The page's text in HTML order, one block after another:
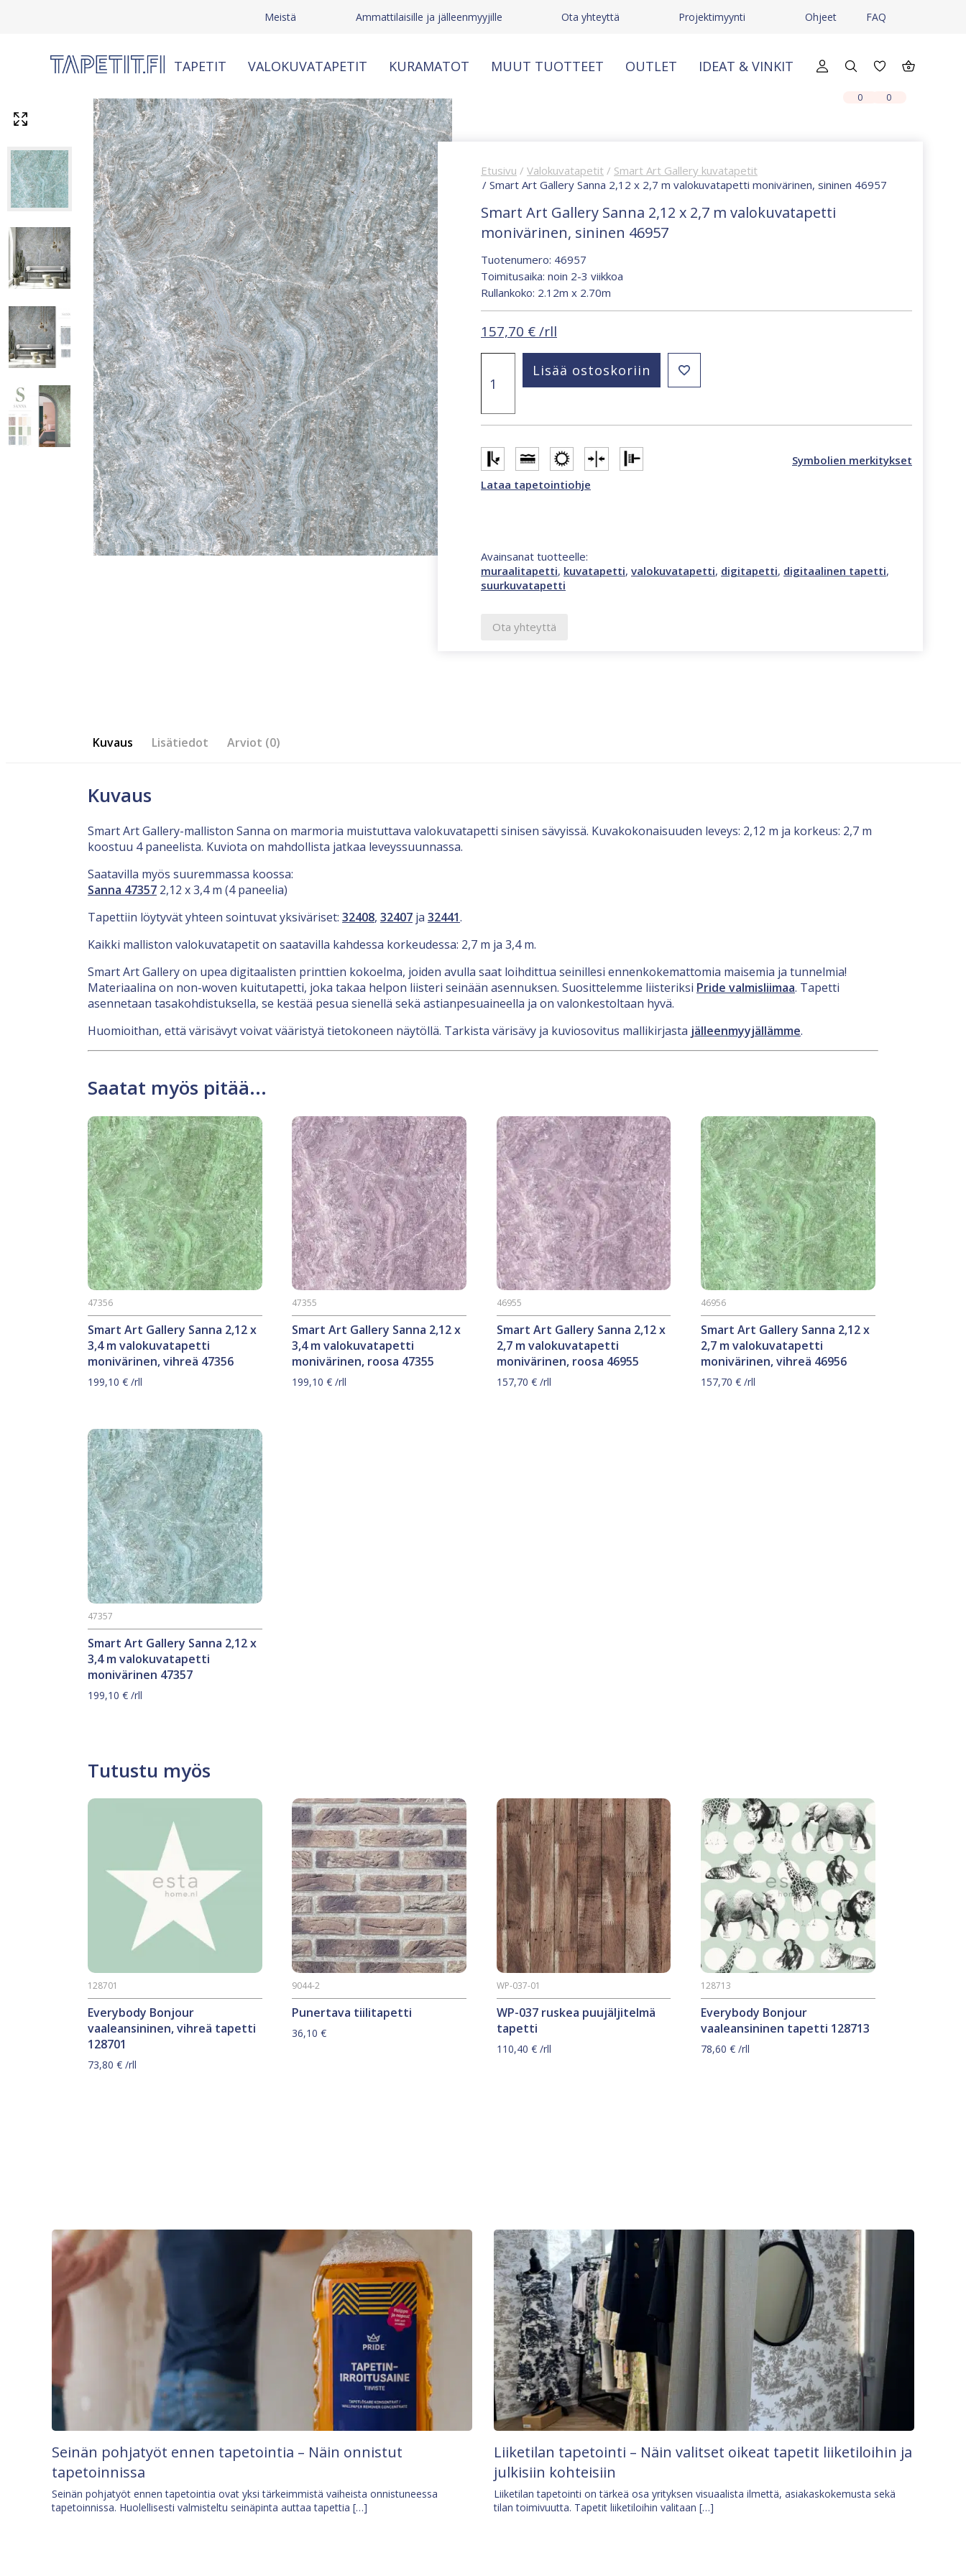
Meistä Ammattilaisille ja jälleenmyyjille Ota yhteyttä Projektimyynti Ohjeet FAQ
TAPETIT VALOKUVATAPETIT KURAMATOT MUUT TUOTTEET OUTLET IDEAT & VINKIT
0 0
Etusivu / Valokuvatapetit / Smart Art Gallery kuvatapetit
/ Smart Art Gallery Sanna 2,12 x 2,7 m valokuvatapetti monivärinen, sininen 46957
Smart Art Gallery Sanna 2,12 x 2,7 m valokuvatapetti
monivärinen, sininen 46957
Tuotenumero: 46957
Toimitusaika: noin 2-3 viikkoa
Rullankoko: 2.12m x 2.70m
157,70 € /rll
Gallery
2,12
2,7
valokuvatapetti
monivärinen,
Lisää ostoskoriin
Symbolien merkitykset
Lataa tapetointiohje
Avainsanat tuotteelle:
muraalitapetti, kuvatapetti, valokuvatapetti, digitapetti, digitaalinen tapetti,
suurkuvatapetti
Ota yhteyttä
Kuvaus Lisätiedot Arviot (0)
Kuvaus
Smart Art Gallery-malliston Sanna on marmoria muistuttava valokuvatapetti sinisen sävyissä. Kuvakokonaisuuden leveys: 2,12 m ja korkeus: 2,7 m
koostuu 4 paneelista. Kuviota on mahdollista jatkaa leveyssuunnassa.
Saatavilla myös suuremmassa koossa:
Sanna 47357 2,12 x 3,4 m (4 paneelia)
Tapettiin löytyvät yhteen sointuvat yksiväriset: 32408, 32407 ja 32441.
Kaikki malliston valokuvatapetit on saatavilla kahdessa korkeudessa: 2,7 m ja 3,4 m.
Smart Art Gallery on upea digitaalisten printtien kokoelma, joiden avulla saat loihdittua seinillesi ennenkokemattomia maisemia ja tunnelmia!
Materiaalina on non-woven kuitutapetti, joka takaa helpon liisteri seinään asennuksen. Suosittelemme liisteriksi Pride valmisliimaa. Tapetti
asennetaan tasakohdistuksella, se kestää pesua sienellä sekä astianpesuaineella ja on valonkestoltaan hyvä.
Huomioithan, että värisävyt voivat vääristyä tietokoneen näytöllä. Tarkista värisävy ja kuviosovitus mallikirjasta jälleenmyyjällämme.
Saatat myös pitää...
Smart Art Gallery Sanna 2,12 x
3,4 m valokuvatapetti
monivärinen, vihreä 47356
47356
199,10 € /rll
Smart Art Gallery Sanna 2,12 x
3,4 m valokuvatapetti
monivärinen, roosa 47355
47355
199,10€ /rll
Smart Art Gallery Sanna 2,12 x
2,7 m valokuvatapetti
monivärinen, roosa 46955
46955
157,70 €/rll
Smart Art Gallery Sanna 2,12 x
2,7 m valokuvatapetti
monivärinen, vihreä 46956
46956
157,70€ /rll
Smart Art Gallery Sanna 2,12 x
3,4 m valokuvatapetti
monivärinen 47357
47357
199,10 € /rll
Tutustu myös
Everybody Bonjour
vaaleansininen, vihreä tapetti
128701
128701
73,80 € /rll
Punertava tiilitapetti
9044-2
36,10€
WP-037 ruskea puujäljitelmä
tapetti
WP-037-01
110,40 €/rll
Everybody Bonjour
vaaleansininen tapetti 128713
128713
78,60€ /rll
Seinän pohjatyöt ennen tapetointia – Näin onnistut
tapetoinnissa
Seinän pohjatyöt ennen tapetointia ovat yksi tärkeimmistä vaiheista onnistuneessa
tapetoinnissa. Huolellisesti valmisteltu seinäpinta auttaa tapettia […]
Liiketilan tapetointi – Näin valitset oikeat tapetit liiketiloihin ja
julkisiin kohteisiin
Liiketilan tapetointi on tärkeä osa yrityksen visuaalista ilmettä, asiakaskokemusta sekä
tilan toimivuutta. Tapetit liiketiloihin valitaan […]